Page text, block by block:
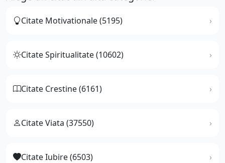
Citate Motivationale (5195)
Citate Spiritualitate (10602)
Citate Crestine (6161)
Citate Viata (37550)
Citate Iubire (6503)